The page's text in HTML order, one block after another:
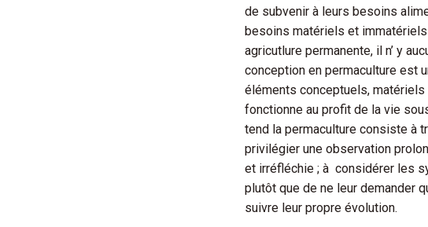
de subvenir à leurs besoins
besoins matériels et
agricutlure permanente, il n’ y
conception en permaculture est
éléments conceptuels,
fonctionne au profit de la vie
tend la permaculture consiste à
privilégier une observation
et irréfléchie ; à considérer les
plutôt que de ne leur demander
suivre leur propre évolution.